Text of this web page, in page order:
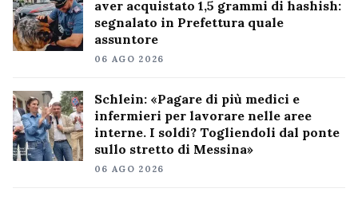
aver acquistato 1,5 grammi di hashish:
segnalato in Prefettura quale
assuntore
06 AGO 2026
Schlein: «Pagare di più medici e
infermieri per lavorare nelle aree
interne. I soldi? Togliendoli dal ponte
sullo stretto di Messina»
06 AGO 2026